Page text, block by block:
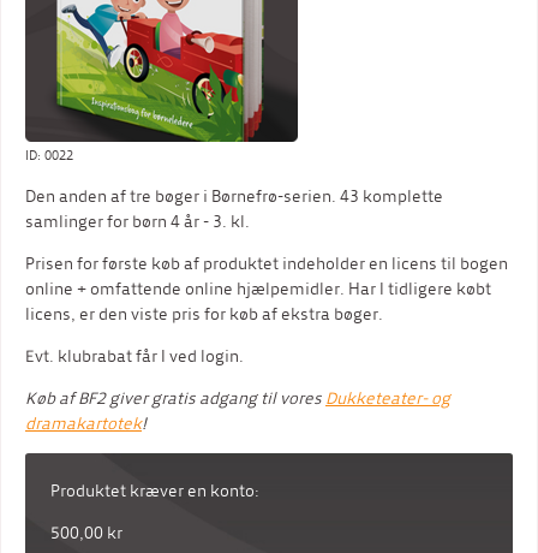
ID: 0022
Den anden af tre bøger i Børnefrø-serien. 43 komplette
samlinger for børn 4 år - 3. kl.
Prisen for første køb af produktet indeholder en licens til bogen
online + omfattende online hjælpemidler. Har I tidligere købt
licens, er den viste pris for køb af ekstra bøger.
Evt. klubrabat får I ved login.
Køb af BF2 giver gratis adgang til voresDukketeater- og
dramakartotek!
Produktet kræver en konto:
500,00 kr